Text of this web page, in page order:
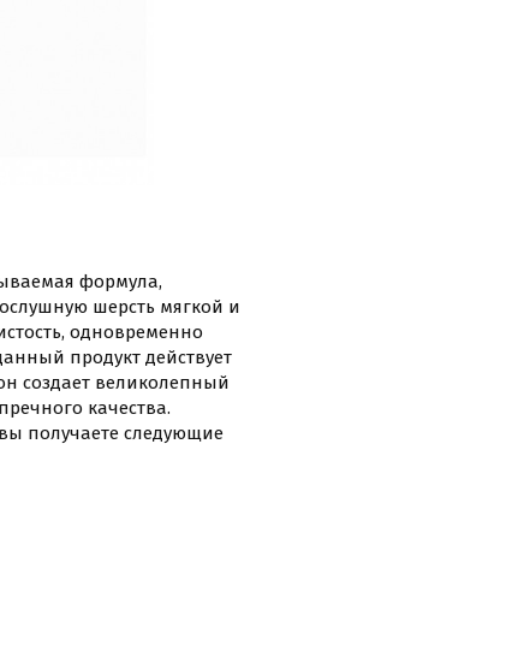
формула,
шерсть мягкой и
одновременно
продукт действует
создает великолепный
качества.
получаете следующие